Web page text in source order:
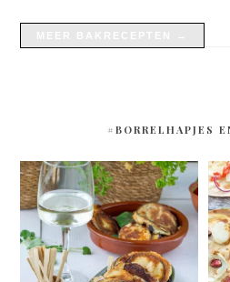
#BORRELHAPJES